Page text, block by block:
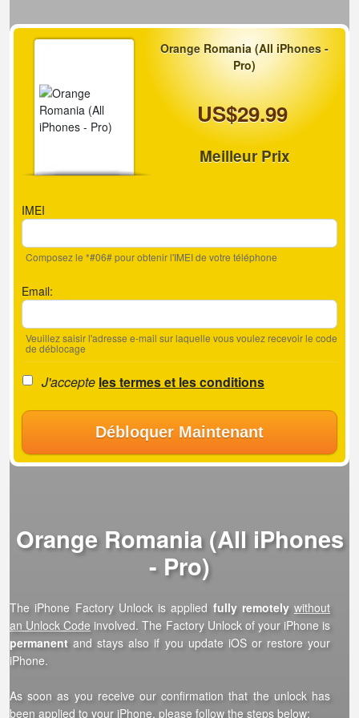
Orange Romania (All iPhones -
Pro)
US$29.99
Meilleur Prix
IMEI
Composez le *#06# pour obtenir l'IMEI de votre téléphone
Email:
Veuillez saisir l'adresse e-mail sur laquelle vous voulez recevoir le code
de déblocage
J'accepte les termes et les conditions
Débloquer Maintenant
Orange Romania (All iPhones
- Pro)
The iPhone Factory Unlock is applied fully remotely without
an Unlock Code involved. The Factory Unlock of your iPhone is
permanent and stays also if you update iOS or restore your
iPhone.
As soon as you receive our confirmation that the unlock has
been applied to your iPhone, please follow the steps below: